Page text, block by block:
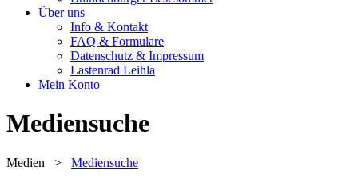
Über uns
Info & Kontakt
FAQ & Formulare
Datenschutz & Impressum
Lastenrad Leihla
Mein Konto
Mediensuche
Medien > Mediensuche